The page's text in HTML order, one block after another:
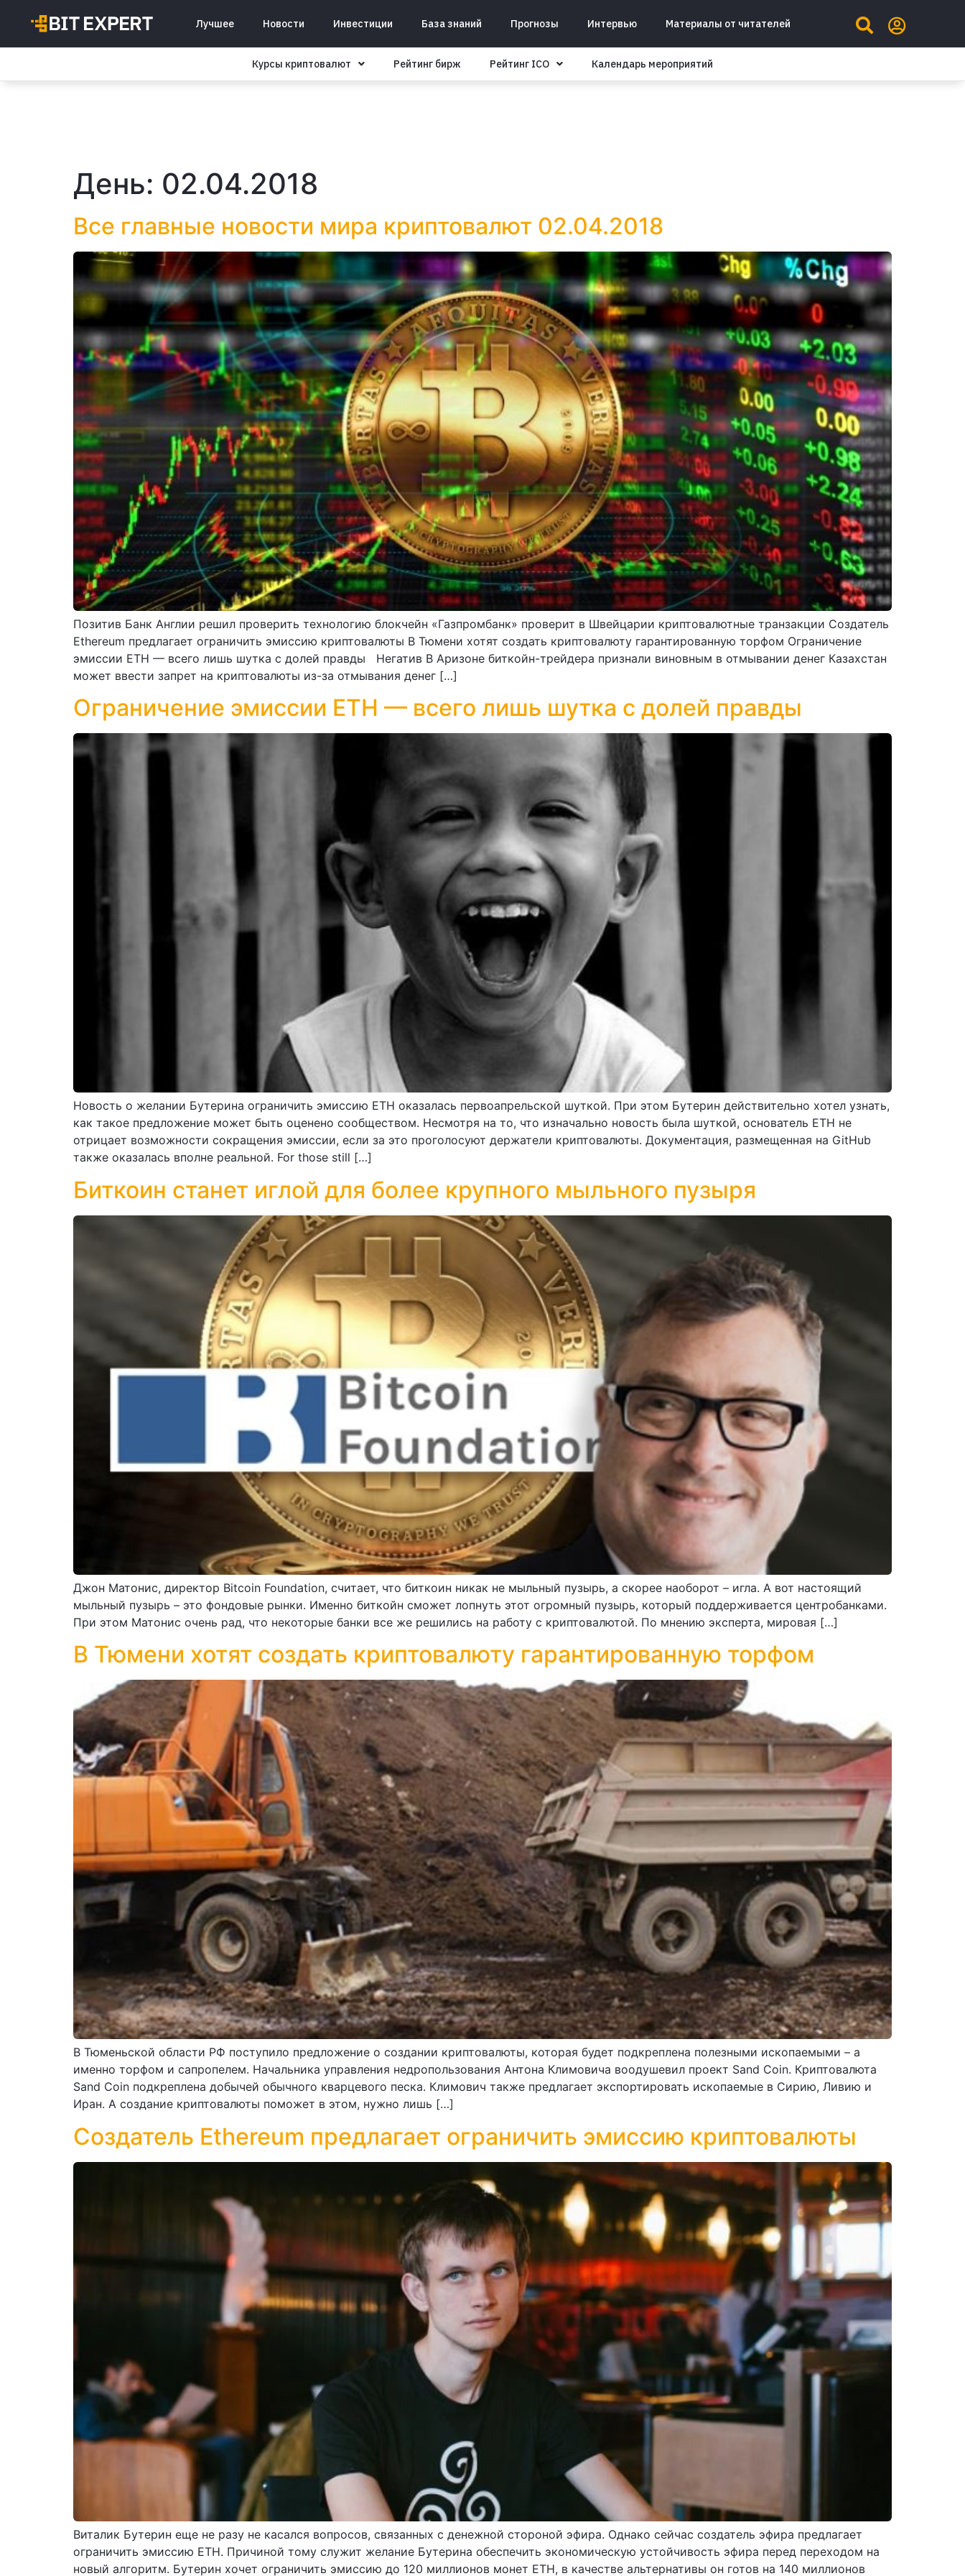
Лучшее Новости Инвестиции База знаний Прогнозы Интервью Материалы от читателей
Курсы криптовалют Рейтинг бирж Рейтинг ICO Календарь мероприятий
День: 02.04.2018
Все главные новости мира криптовалют 02.04.2018
Позитив Банк Англии решил проверить технологию блокчейн «Газпромбанк» проверит в Швейцарии криптовалютные транзакции Создатель
Ethereum предлагает ограничить эмиссию криптовалюты В Тюмени хотят создать криптовалюту гарантированную торфом Ограничение
эмиссии ETH — всего лишь шутка с долей правды Негатив В Аризоне биткойн-трейдера признали виновным в отмывании денег Казахстан
может ввести запрет на криптовалюты из-за отмывания денег […]
Ограничение эмиссии ETH — всего лишь шутка с долей правды
Новость о желании Бутерина ограничить эмиссию ETH оказалась первоапрельской шуткой. При этом Бутерин действительно хотел узнать,
как такое предложение может быть оценено сообществом. Несмотря на то, что изначально новость была шуткой, основатель ETH не
отрицает возможности сокращения эмиссии, если за это проголосуют держатели криптовалюты. Документация, размещенная на GitHub
также оказалась вполне реальной. For those still […]
Биткоин станет иглой для более крупного мыльного пузыря
Джон Матонис, директор Bitcoin Foundation, считает, что биткоин никак не мыльный пузырь, а скорее наоборот – игла. А вот настоящий
мыльный пузырь – это фондовые рынки. Именно биткойн сможет лопнуть этот огромный пузырь, который поддерживается центробанками.
При этом Матонис очень рад, что некоторые банки все же решились на работу с криптовалютой. По мнению эксперта, мировая […]
В Тюмени хотят создать криптовалюту гарантированную торфом
В Тюменьской области РФ поступило предложение о создании криптовалюты, которая будет подкреплена полезными ископаемыми – а
именно торфом и сапропелем. Начальника управления недропользования Антона Климовича воодушевил проект Sand Coin. Криптовалюта
Sand Coin подкреплена добычей обычного кварцевого песка. Климович также предлагает экспортировать ископаемые в Сирию, Ливию и
Иран. А создание криптовалюты поможет в этом, нужно лишь […]
Создатель Ethereum предлагает ограничить эмиссию криптовалюты
Виталик Бутерин еще не разу не касался вопросов, связанных с денежной стороной эфира. Однако сейчас создатель эфира предлагает
ограничить эмиссию ETH. Причиной тому служит желание Бутерина обеспечить экономическую устойчивость эфира перед переходом на
новый алгоритм. Бутерин хочет ограничить эмиссию до 120 миллионов монет ETH, в качестве альтернативы он готов на 140 миллионов